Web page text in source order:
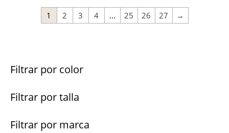
era:
57.50€.
es:
51.75€.
era:
36.95€.
1 2 3 4 … 25 26 27 →
Filtrar por color
Filtrar por talla
Filtrar por marca